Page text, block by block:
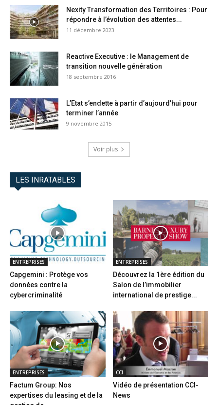
Nexity Transformation des Territoires : Pour
répondre à l’évolution des attentes...
11 décembre 2023
Reactive Executive : le Management de
transition nouvelle génération
18 septembre 2016
L’Etat s’endette à partir d’aujourd’hui pour
terminer l’année
9 novembre 2015
Voir plus
LES INRATABLES
ENTREPRISES
Capgemini : Protège vos
données contre la
cybercriminalité
ENTREPRISES
Découvrez la 1ère édition du
Salon de l’immobilier
international de prestige...
ENTREPRISES
Factum Group: Nos
expertises du leasing et de la
CCI
Vidéo de présentation CCI-
News